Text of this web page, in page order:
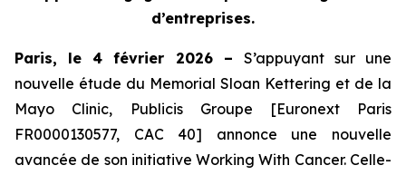
d’entreprises.
Paris, le 4 février 2026 – S’appuyant sur une
nouvelle étude du Memorial Sloan Kettering et de la
Mayo Clinic, Publicis Groupe [Euronext Paris
FR0000130577, CAC 40] annonce une nouvelle
avancée de son initiativeWorking With Cancer. Celle-